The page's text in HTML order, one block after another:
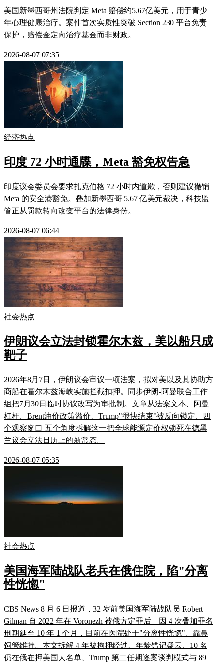
美国新墨西哥州法院判定 Meta 赔偿约5.67亿美元，用于青少
年心理健康治疗。案件首次实质性突破 Section 230 平台免责
保护，赔偿金定向治疗基金而非财政。
2026-08-07 07:35
经济热点
印度 72 小时通牒，Meta 豁免权告急
印度议会委员会要求扎克伯格 72 小时内道歉，否则建议撤销
Meta 的安全港豁免。叠加新墨西哥 5.67 亿美元裁决，科技监
管正从罚款转向改变平台的法律身份。
2026-08-07 06:44
社会热点
伊朗议会立法封锁霍尔木兹，美以船只成
靶子
2026年8月7日，伊朗议会审议一项法案，拟对美以及其协助方
商船在霍尔木兹海峡实施拦截扣押。同步伊朗-阿曼联合工作
组把7月30日临时协议改写为审批制。文章从法案文本、阿曼
杠杆、Brent油价政策溢价、Trump"很快结束"被反向锁定、四
个观察窗口 五个角度拆解这一把全球能源定价权锁死在德黑
兰议会立法日历上的新常态。
2026-08-07 05:35
社会热点
美国海军陆战队老兵在俄住院，陷"分离
性恍惚"
CBS News 8 月 6 日报道，32 岁前美国海军陆战队员 Robert
Gilman 自 2022 年在 Voronezh 被俄方定罪后，因 4 次叠加罪名
刑期延至 10 年 1 个月，目前在医院处于"分离性恍惚"、靠鼻
饲管维持。本文拆解 4 年被拘押经过、年龄错记疑云、10 名
仍在俄在押美国人名单、Trump 第二任期逐案谈判模式与 89